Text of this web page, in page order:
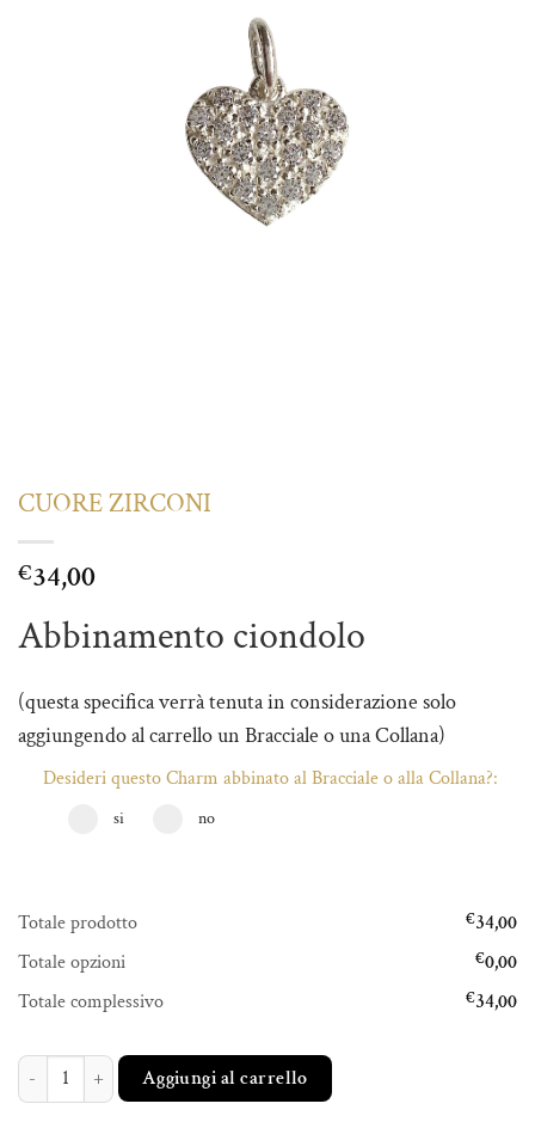
CUORE ZIRCONI
€34,00
Abbinamento ciondolo
(questa specifica verrà tenuta in considerazione solo
aggiungendo al carrello un Bracciale o una Collana)
Desideri questo Charm abbinato al Bracciale o alla Collana?:
si no
Totale prodotto €34,00
Totale opzioni
€0,00
Totale complessivo
€34,00
CUORE ZIRCONI quantitàAggiungi al carrello